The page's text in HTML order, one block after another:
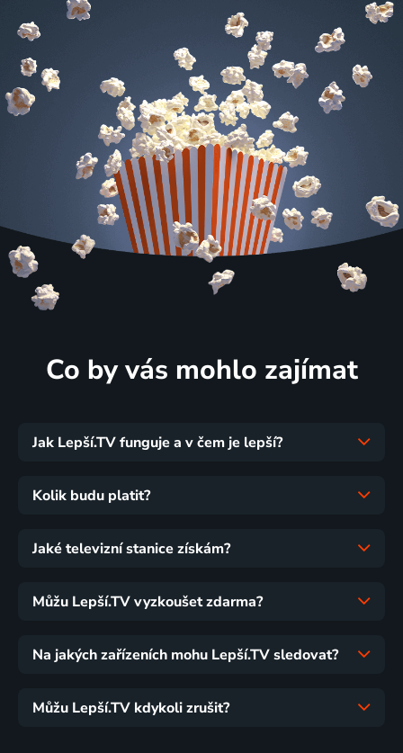
Co by vás mohlo zajímat
Jak Lepší.TV funguje a v čem je lepší?
Kolik budu platit?
Jaké televizní stanice získám?
Můžu Lepší.TV vyzkoušet zdarma?
Na jakých zařízeních mohu Lepší.TV sledovat?
Můžu Lepší.TV kdykoli zrušit?